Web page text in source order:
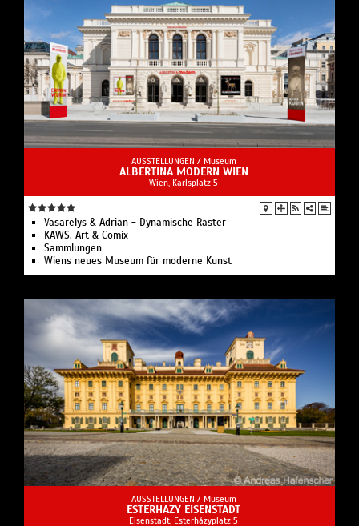
AUSSTELLUNGEN / Museum
ALBERTINA MODERN WIEN
Wien, Karlsplatz 5
Vasarelys & Adrian - Dynamische Raster
KAWS. Art & Comix
Sammlungen
Wiens neues Museum für moderne Kunst
AUSSTELLUNGEN / Museum
ESTERHAZY EISENSTADT
Eisenstadt, Esterházyplatz 5